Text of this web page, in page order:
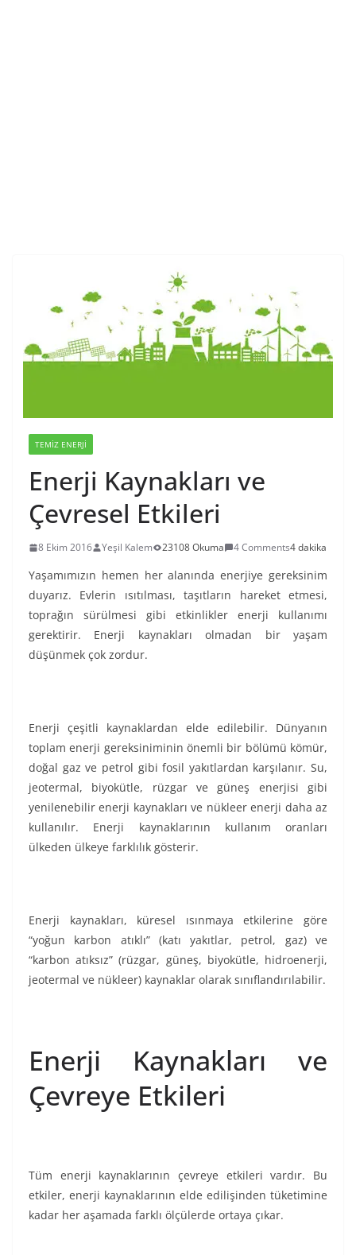
TEMIZ ENERJI
Enerji Kaynakları ve
Çevresel Etkileri
8 Ekim 2016 Yeşil Kalem 23108 Okuma 4 Comments4 dakika
Yaşamımızın hemen her alanında enerjiye gereksinim
duyarız. Evlerin ısıtılması, taşıtların hareket etmesi,
toprağın sürülmesi gibi etkinlikler enerji kullanımı
gerektirir. Enerji kaynakları olmadan bir yaşam
düşünmek çok zordur.
Enerji çeşitli kaynaklardan elde edilebilir. Dünyanın
toplam enerji gereksiniminin önemli bir bölümü kömür,
doğal gaz ve petrol gibi fosil yakıtlardan karşılanır. Su,
jeotermal, biyokütle, rüzgar ve güneş enerjisi gibi
yenilenebilir enerji kaynakları ve nükleer enerji daha az
kullanılır. Enerji kaynaklarının kullanım oranları
ülkeden ülkeye farklılık gösterir.
Enerji kaynakları, küresel ısınmaya etkilerine göre
“yoğun karbon atıklı” (katı yakıtlar, petrol, gaz) ve
“karbon atıksız” (rüzgar, güneş, biyokütle, hidroenerji,
jeotermal ve nükleer) kaynaklar olarak sınıflandırılabilir.
Enerji Kaynakları ve
Çevreye Etkileri
Tüm enerji kaynaklarının çevreye etkileri vardır. Bu
etkiler, enerji kaynaklarının elde edilişinden tüketimine
kadar her aşamada farklı ölçülerde ortaya çıkar.